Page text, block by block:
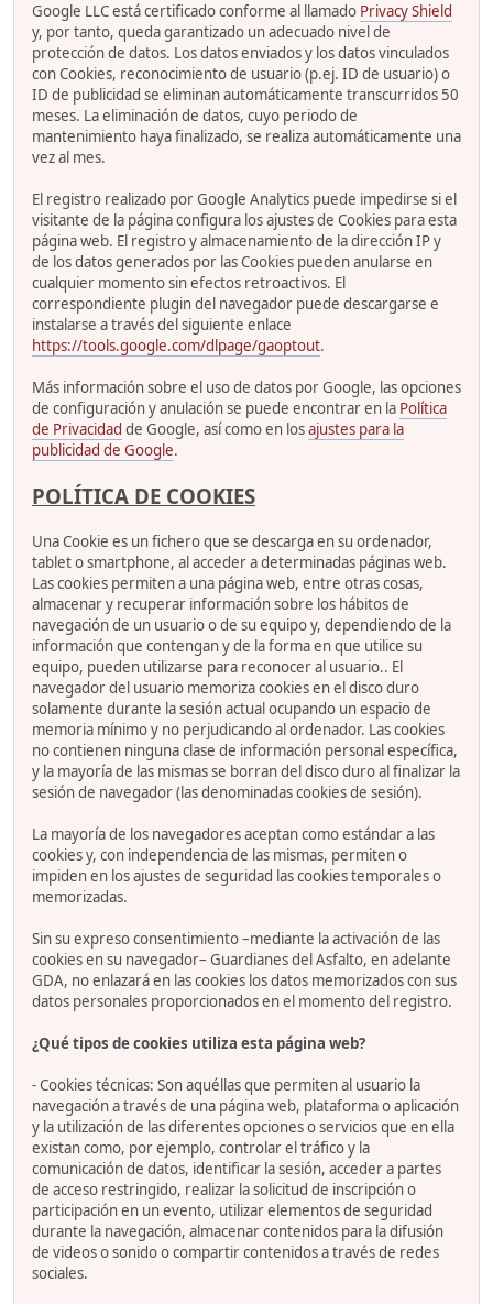
Google LLC está certificado conforme al llamado Privacy Shield
y, por tanto, queda garantizado un adecuado nivel de
protección de datos. Los datos enviados y los datos vinculados
con Cookies, reconocimiento de usuario (p.ej. ID de usuario) o
ID de publicidad se eliminan automáticamente transcurridos 50
meses. La eliminación de datos, cuyo periodo de
mantenimiento haya finalizado, se realiza automáticamente una
vez al mes.
El registro realizado por Google Analytics puede impedirse si el
visitante de la página configura los ajustes de Cookies para esta
página web. El registro y almacenamiento de la dirección IP y
de los datos generados por las Cookies pueden anularse en
cualquier momento sin efectos retroactivos. El
correspondiente plugin del navegador puede descargarse e
instalarse a través del siguiente enlace
https://tools.google.com/dlpage/gaoptout.
Más información sobre el uso de datos por Google, las opciones
de configuración y anulación se puede encontrar en la Política
de Privacidad de Google, así como en losajustes para la
publicidad de Google.
POLÍTICA DE COOKIES
Una Cookie es un fichero que se descarga en su ordenador,
tablet o smartphone, al acceder a determinadas páginas web.
Las cookies permiten a una página web, entre otras cosas,
almacenar y recuperar información sobre los hábitos de
navegación de un usuario o de su equipo y, dependiendo de la
información que contengan y de la forma en que utilice su
equipo, pueden utilizarse para reconocer al usuario.. El
navegador del usuario memoriza cookies en el disco duro
solamente durante la sesión actual ocupando un espacio de
memoria mínimo y no perjudicando al ordenador. Las cookies
no contienen ninguna clase de información personal específica,
y la mayoría de las mismas se borran del disco duro al finalizar la
sesión de navegador (las denominadas cookies de sesión).
La mayoría de los navegadores aceptan como estándar a las
cookies y, con independencia de las mismas, permiten o
impiden en los ajustes de seguridad las cookies temporales o
memorizadas.
Sin su expreso consentimiento –mediante la activación de las
cookies en su navegador– Guardianes del Asfalto, en adelante
GDA, no enlazará en las cookies los datos memorizados con sus
datos personales proporcionados en el momento del registro.
¿Qué tipos de cookies utiliza esta página web?
- Cookies técnicas: Son aquéllas que permiten al usuario la
navegación a través de una página web, plataforma o aplicación
y la utilización de las diferentes opciones o servicios que en ella
existan como, por ejemplo, controlar el tráfico y la
comunicación de datos, identificar la sesión, acceder a partes
de acceso restringido, realizar la solicitud de inscripción o
participación en un evento, utilizar elementos de seguridad
durante la navegación, almacenar contenidos para la difusión
de videos o sonido o compartir contenidos a través de redes
sociales.